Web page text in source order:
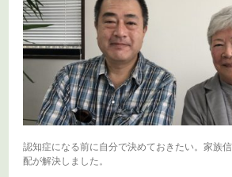
認知症になる前に自分で決めておきたい。家族
配が解決しました。